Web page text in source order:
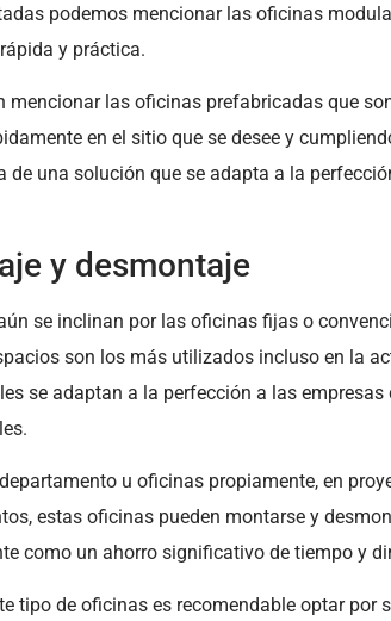
podemos mencionar las oficinas
y práctica.
mencionar las oficinas prefabricadas que
en el sitio que se desee y
de una solución que se adapta a la
y desmontaje
se inclinan por las oficinas fijas o
son los más utilizados incluso en la
se adaptan a la perfección a las empresas
u oficinas propiamente, en
estas oficinas pueden montarse y
como un ahorro significativo de tiempo y
tipo de oficinas es recomendable optar por